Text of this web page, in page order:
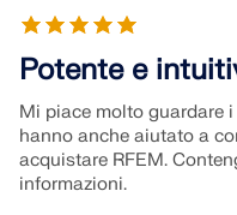
Potente e
Mi piace molto guardare
hanno anche aiutato a
acquistare RFEM.
informazioni.